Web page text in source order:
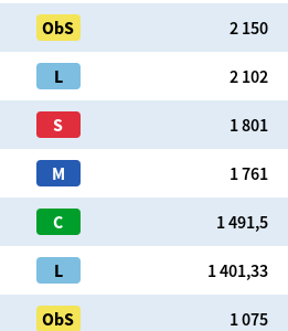
ObS 2 150
L 2 102
S 1 801
M 1 761
C 1 491,5
L 1 401,33
ObS 1 075